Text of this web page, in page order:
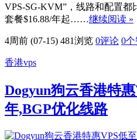
VPS-SG-KVM”，线路和配置
套餐$16.88/年起……继续阅读 »
4周前 (07-15) 481浏览 0评论 0个
香港vps
Dogyun狗云香港特
年,BGP优化线路